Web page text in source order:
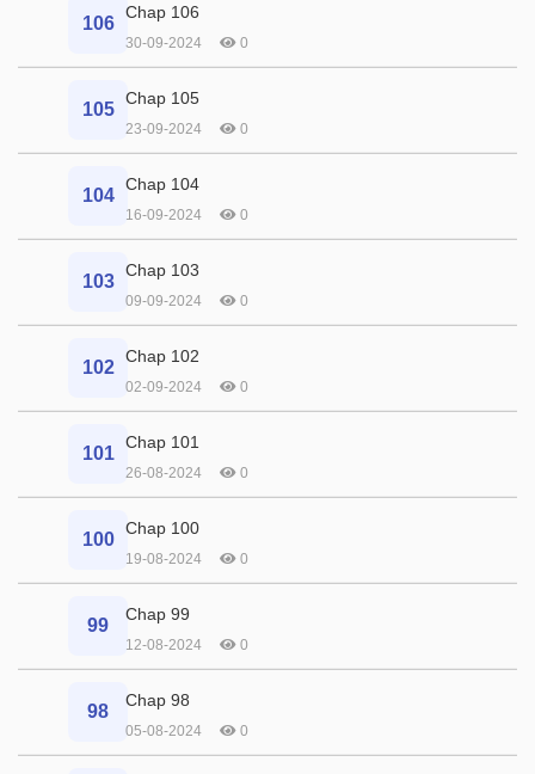
106
Chap 106
30-09-2024 0
105
Chap 105
23-09-2024 0
104
Chap 104
16-09-2024 0
103
Chap 103
09-09-2024 0
102
Chap 102
02-09-2024 0
101
Chap 101
26-08-2024 0
100
Chap 100
19-08-2024 0
99
Chap 99
12-08-2024 0
98
Chap 98
05-08-2024 0